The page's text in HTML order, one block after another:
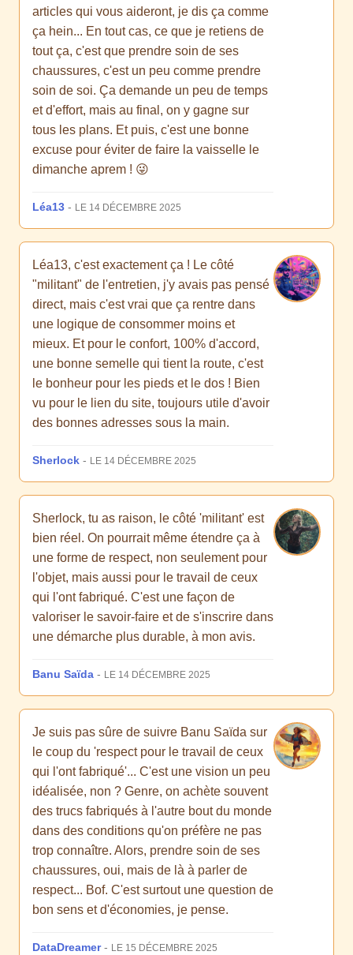
articles qui vous aideront, je dis ça comme
ça hein... En tout cas, ce que je retiens de
tout ça, c'est que prendre soin de ses
chaussures, c'est un peu comme prendre
soin de soi. Ça demande un peu de temps
et d'effort, mais au final, on y gagne sur
tous les plans. Et puis, c'est une bonne
excuse pour éviter de faire la vaisselle le
dimanche aprem ! 😜
Léa13 - LE 14 DÉCEMBRE 2025
Léa13, c'est exactement ça ! Le côté
"militant" de l'entretien, j'y avais pas pensé
direct, mais c'est vrai que ça rentre dans
une logique de consommer moins et
mieux. Et pour le confort, 100% d'accord,
une bonne semelle qui tient la route, c'est
le bonheur pour les pieds et le dos ! Bien
vu pour le lien du site, toujours utile d'avoir
des bonnes adresses sous la main.
Sherlock - LE 14 DÉCEMBRE 2025
Sherlock, tu as raison, le côté 'militant' est
bien réel. On pourrait même étendre ça à
une forme de respect, non seulement pour
l'objet, mais aussi pour le travail de ceux
qui l'ont fabriqué. C'est une façon de
valoriser le savoir-faire et de s'inscrire dans
une démarche plus durable, à mon avis.
Banu Saïda - LE 14 DÉCEMBRE 2025
Je suis pas sûre de suivre Banu Saïda sur
le coup du 'respect pour le travail de ceux
qui l'ont fabriqué'... C'est une vision un peu
idéalisée, non ? Genre, on achète souvent
des trucs fabriqués à l'autre bout du monde
dans des conditions qu'on préfère ne pas
trop connaître. Alors, prendre soin de ses
chaussures, oui, mais de là à parler de
respect... Bof. C'est surtout une question de
bon sens et d'économies, je pense.
DataDreamer- LE 15 DÉCEMBRE 2025